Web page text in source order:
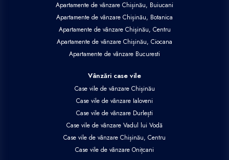
Apartamente de vânzare Chișinău, Buiucani
Apartamente de vânzare Chișinău, Botanica
Apartamente de vânzare Chișinău, Centru
Apartamente de vânzare Chișinău, Ciocana
Apartamente de vânzare Bucuresti
Vânzări case vile
Case vile de vânzare Chișinău
Case vile de vânzare Ialoveni
Case vile de vânzare Durlești
Case vile de vânzare Vadul lui Vodă
Case vile de vânzare Chișinău, Centru
Case vile de vânzare Onițcani